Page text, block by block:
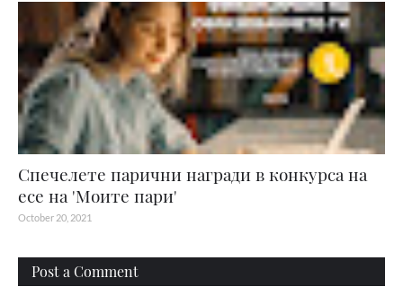
Спечелете парични награди в конкурса на
есе на 'Моите пари'
October 20, 2021
Post a Comment